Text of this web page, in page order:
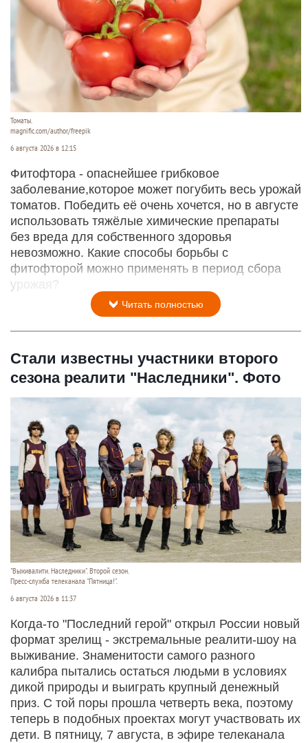
Томаты.
magnific.com/author/freepik
6 августа 2026 в 12:15
Фитофтора - опаснейшее грибковое
заболевание,которое может погубить весь урожай
томатов. Победить её очень хочется, но в августе
использовать тяжёлые химические препараты
без вреда для собственного здоровья
невозможно. Какие способы борьбы с
фитофторой можно применять в период сбора
урожая?
Читать полностью
Стали известны участники второго
сезона реалити "Наследники". Фото
"Выживалити. Наследники". Второй сезон.
Пресс-служба телеканала "Пятница!".
6 августа 2026 в 11:37
Когда-то "Последний герой" открыл России новый
формат зрелищ - экстремальные реалити-шоу на
выживание. Знаменитости самого разного
калибра пытались остаться людьми в условиях
дикой природы и выиграть крупный денежный
приз. С той поры прошла четверть века, поэтому
теперь в подобных проектах могут участвовать их
дети. В пятницу, 7 августа, в эфире телеканала